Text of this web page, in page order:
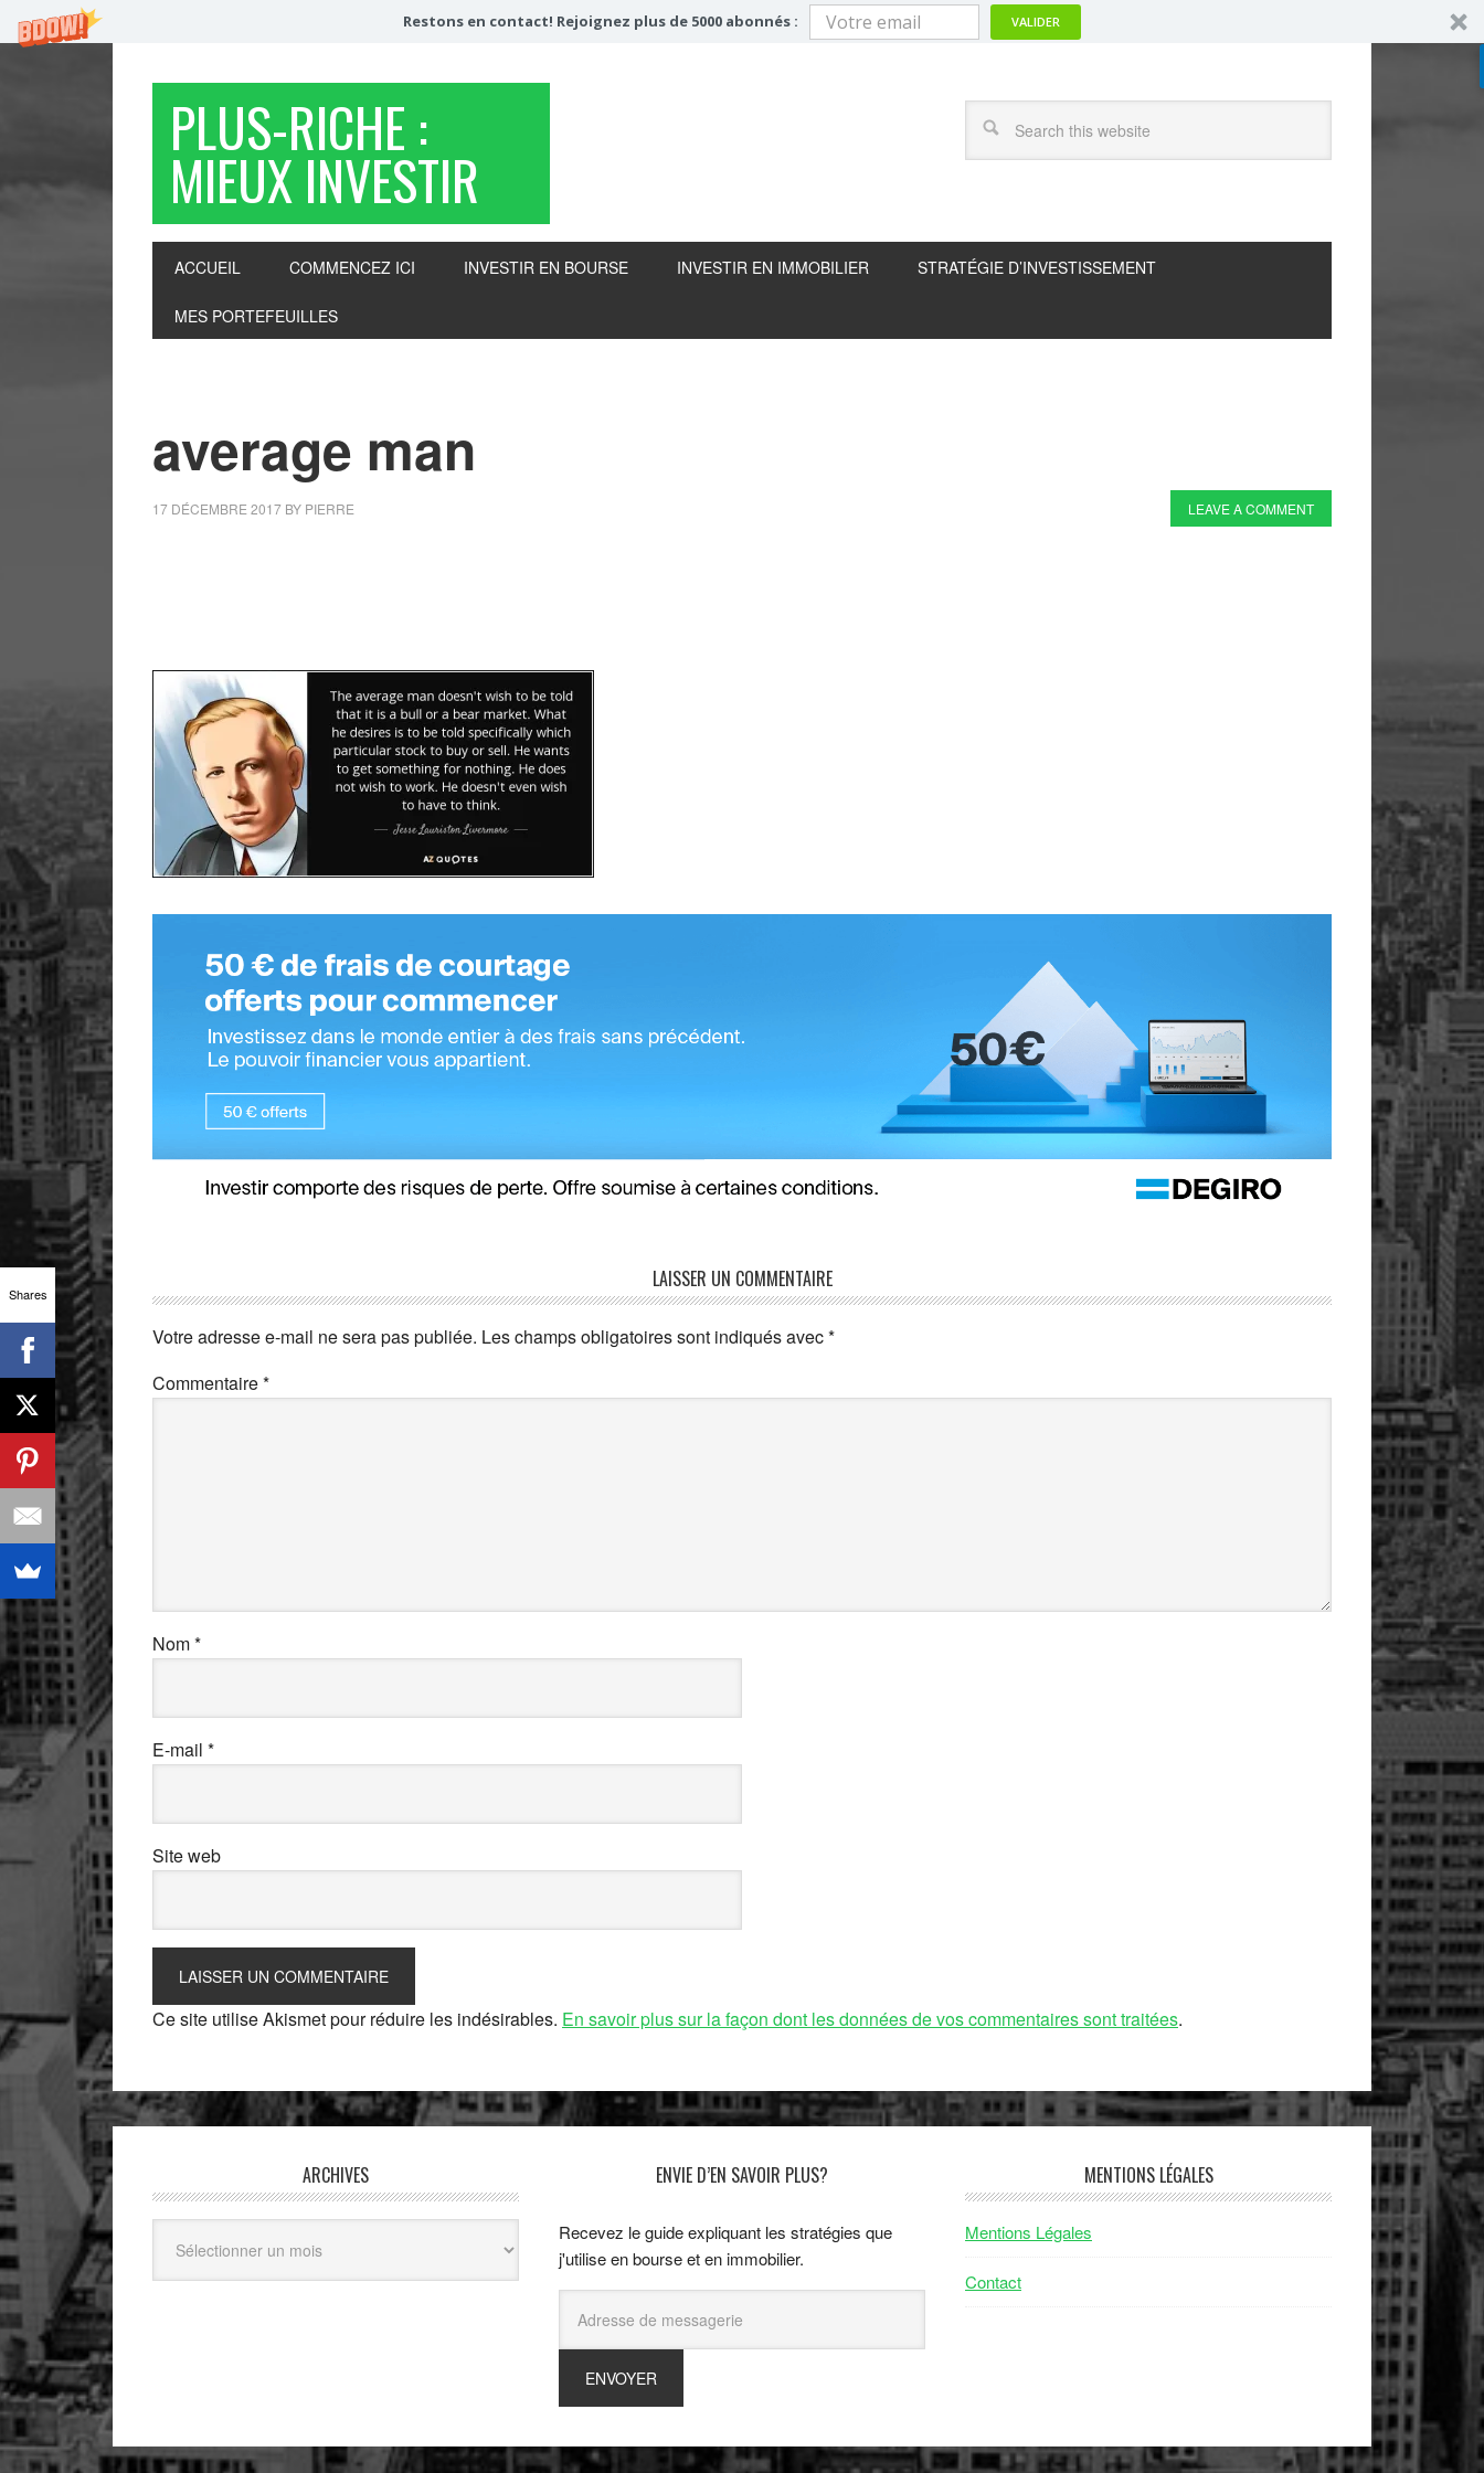
Restons en contact! Rejoignez plus de 5000 abonnés : VALIDER
PLUS-RICHE :
MIEUX INVESTIR
ACCUEIL COMMENCEZ ICI INVESTIR EN BOURSE INVESTIR EN IMMOBILIER STRATÉGIE D’INVESTISSEMENT
MES PORTEFEUILLES
average man
17 DÉCEMBRE 2017 BY PIERRE LEAVE A COMMENT
LAISSER UN COMMENTAIRE
Votre adresse e-mail ne sera pas publiée. Les champs obligatoires sont indiqués avec*
Commentaire*
Nom*
E-mail *
Site web
Ce site utilise Akismet pour réduire les indésirables. En savoir plus sur la façon dont les données de vos commentaires sont traitées.
ARCHIVES ENVIE D’EN SAVOIR PLUS?
Recevez le guide expliquant les stratégies que
j'utilise en bourse et en immobilier.
MENTIONS LÉGALES
Mentions Légales
Contact
Shares